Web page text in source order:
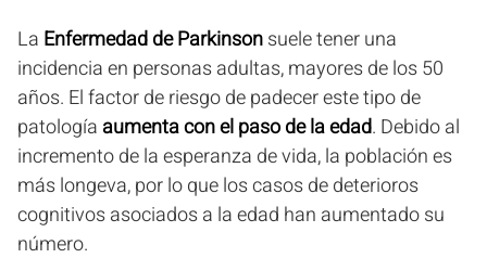
La Enfermedad de Parkinsonsuele tener una
incidencia en personas adultas, mayores de los 50
años. El factor de riesgo de padecer este tipo de
patología aumenta con el paso de la edad. Debido al
incremento de la esperanza de vida, la población es
más longeva, por lo que los casos de deterioros
cognitivos asociados a la edad han aumentado su
número.